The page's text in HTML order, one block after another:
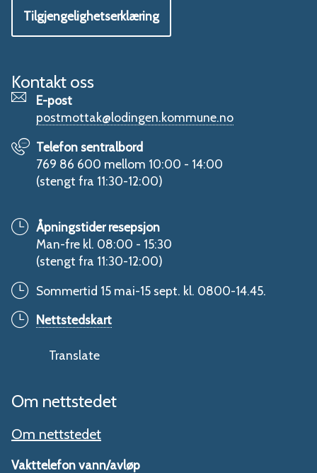
Tilgjengelighetserklæring
Kontakt oss
E-post
postmottak@lodingen.kommune.no
Telefon sentralbord
769 86 600 mellom 10:00 - 14:00
(stengt fra 11:30-12:00)
Åpningstider resepsjon
Man-fre kl. 08:00 - 15:30
(stengt fra 11:30-12:00)
Sommertid 15 mai-15 sept. kl. 0800-14.45.
Nettstedskart
Translate
Om nettstedet
Om nettstedet
Vakttelefon vann/avløp